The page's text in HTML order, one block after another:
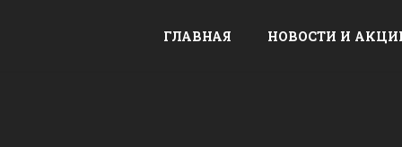
ГЛАВНАЯ НОВОСТИ И